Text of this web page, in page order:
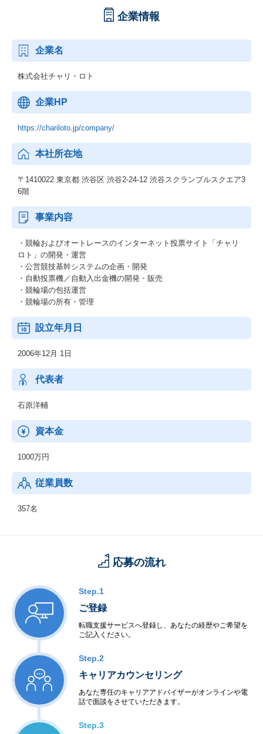
企業情報
企業名
株式会社チャリ・ロト
企業HP
https://chariloto.jp/company/
本社所在地
〒1410022 東京都 渋谷区 渋谷2-24-12 渋谷スクランブルスクエア3
6階
事業内容
・競輪およびオートレースのインターネット投票サイト「チャリ
ロト」の開発・運営
・公営競技基幹システムの企画・開発
・自動投票機／自動入出金機の開発・販売
・競輪場の包括運営
・競輪場の所有・管理
設立年月日
2006年12月 1日
代表者
石原洋輔
資本金
1000万円
従業員数
357名
応募の流れ
Step.1
ご登録
転職支援サービスへ登録し、あなたの経歴やご希望を
ご記入ください。
Step.2
キャリアカウンセリング
あなた専任のキャリアアドバイザーがオンラインや電
話で面談をさせていただきます。
Step.3